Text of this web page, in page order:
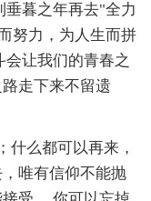
暮之年再去"全力
努力，为人生而拼
让我们的青春之
走下来不留遗
什么都可以再来，
唯有信仰不能抛